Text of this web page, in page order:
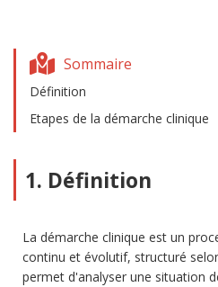
Sommaire
Définition
Etapes de la démarche clinique
1. Définition
La démarche clinique est un
continu et évolutif, structuré
permet d'analyser une situation